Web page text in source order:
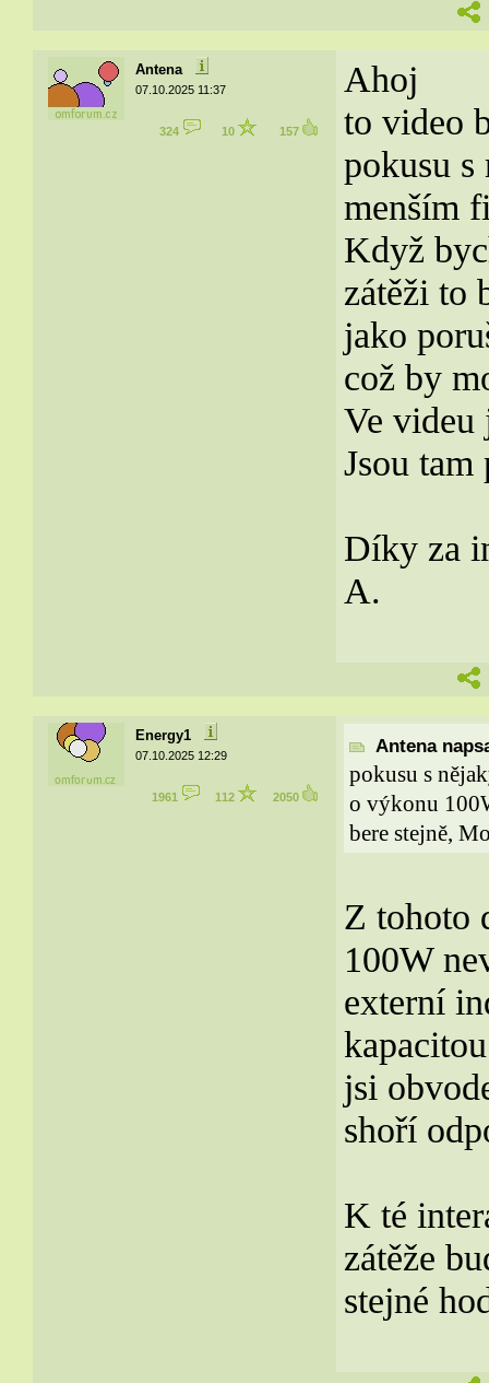
Antena
07.10.2025 11:37
324 10 157
Ahoj
to video
pokusu s
menším
Když
zátěži to
jako
což by
Ve videu
Jsou tam
Díky za
A.
Energy1
07.10.2025 12:29
1961 112 2050
Antena
pokusu s
o výkonu
bere stejně,
Z tohoto
100W
externí
jsi
shoří
K té
zátěže
stejné